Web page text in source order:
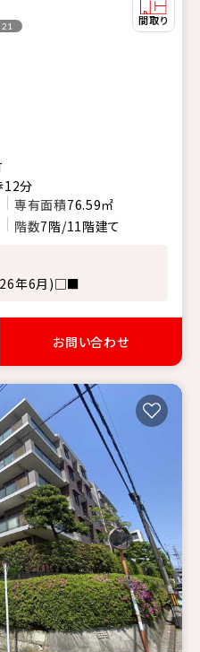
12分
専有面積76.59㎡
階数7階/11階建て
年6月)□■
お問い合わせ